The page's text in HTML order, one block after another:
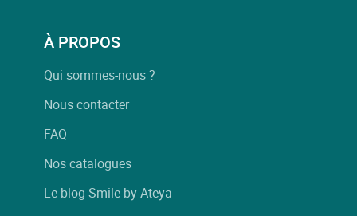
À PROPOS
Qui sommes-nous ?
Nous contacter
FAQ
Nos catalogues
Le blog Smile by Ateya